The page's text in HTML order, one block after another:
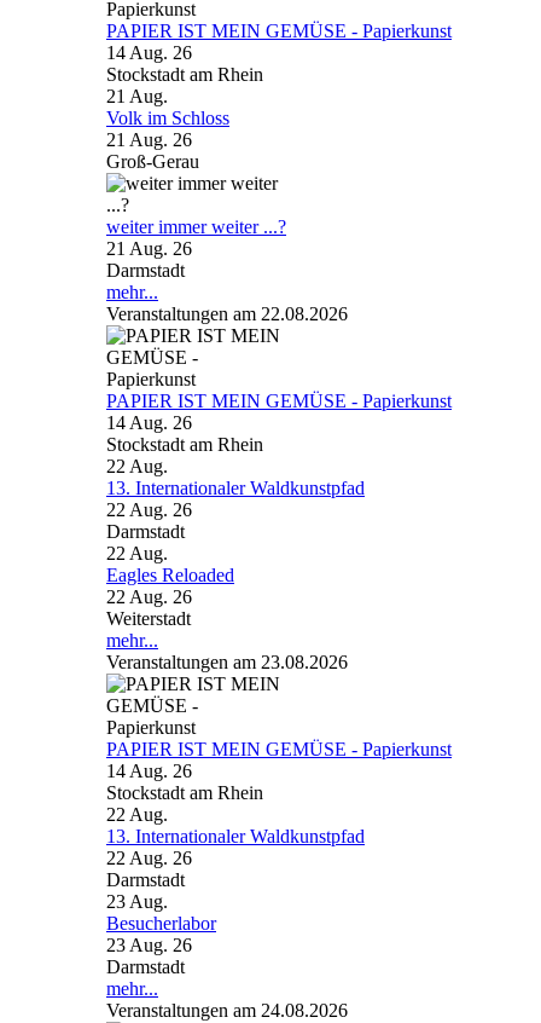
PAPIER IST MEIN GEMÜSE - Papierkunst
14 Aug. 26
Stockstadt am Rhein
21 Aug.
Volk im Schloss
21 Aug. 26
Groß-Gerau
weiter immer weiter ...?
21 Aug. 26
Darmstadt
mehr...
Veranstaltungen am 22.08.2026
PAPIER IST MEIN GEMÜSE - Papierkunst
14 Aug. 26
Stockstadt am Rhein
22Aug.
13. Internationaler Waldkunstpfad
22 Aug. 26
Darmstadt
22Aug.
Eagles Reloaded
22 Aug. 26
Weiterstadt
mehr...
Veranstaltungen am 23.08.2026
PAPIER IST MEIN GEMÜSE - Papierkunst
14 Aug. 26
Stockstadt am Rhein
22Aug.
13. Internationaler Waldkunstpfad
22 Aug. 26
Darmstadt
23Aug.
Besucherlabor
23 Aug. 26
Darmstadt
mehr...
Veranstaltungen am 24.08.2026